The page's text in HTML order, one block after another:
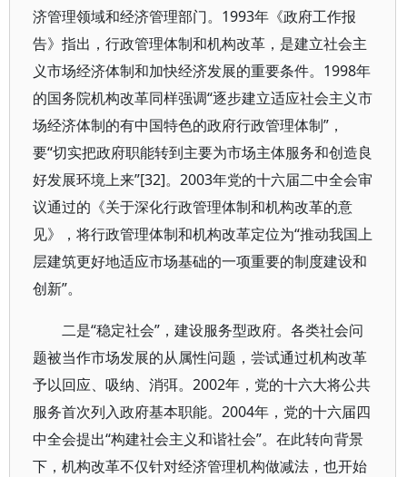
济管理领域和经济管理部门。1993年《政府工作报
告》指出，行政管理体制和机构改革，是建立社会主
义市场经济体制和加快经济发展的重要条件。1998年
的国务院机构改革同样强调“逐步建立适应社会主义市
场经济体制的有中国特色的政府行政管理体制”，
要“切实把政府职能转到主要为市场主体服务和创造良
好发展环境上来”[32]。2003年党的十六届二中全会审
议通过的《关于深化行政管理体制和机构改革的意
见》，将行政管理体制和机构改革定位为“推动我国上
层建筑更好地适应市场基础的一项重要的制度建设和
创新”。
二是“稳定社会”，建设服务型政府。各类社会问
题被当作市场发展的从属性问题，尝试通过机构改革
予以回应、吸纳、消弭。2002年，党的十六大将公共
服务首次列入政府基本职能。2004年，党的十六届四
中全会提出“构建社会主义和谐社会”。在此转向背景
下，机构改革不仅针对经济管理机构做减法，也开始